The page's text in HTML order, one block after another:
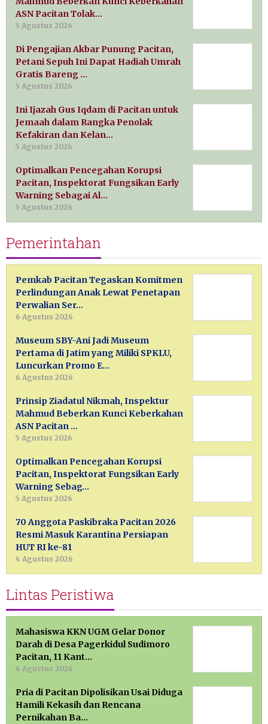
ASN Pacitan Tolak…
5 Agustus 2026
Di Pengajian Akbar Punung Pacitan,
Petani Sepuh Ini Dapat Hadiah Umrah
Gratis Bareng …
5 Agustus 2026
Ini Ijazah Gus Iqdam di Pacitan untuk
Jemaah dalam Rangka Penolak
Kefakiran dan Kelan…
5 Agustus 2026
Optimalkan Pencegahan Korupsi
Pacitan, Inspektorat Fungsikan Early
Warning Sebagai Al…
5 Agustus 2026
Pemerintahan
Pemkab Pacitan Tegaskan Komitmen
Perlindungan Anak Lewat Penetapan
Perwalian Ser…
6 Agustus 2026
Museum SBY-Ani Jadi Museum
Pertama di Jatim yang Miliki SPKLU,
Luncurkan Promo E…
6 Agustus 2026
Prinsip Ziadatul Nikmah, Inspektur
Mahmud Beberkan Kunci Keberkahan
ASN Pacitan …
5 Agustus 2026
Optimalkan Pencegahan Korupsi
Pacitan, Inspektorat Fungsikan Early
Warning Sebag…
5 Agustus 2026
70 Anggota Paskibraka Pacitan 2026
Resmi Masuk Karantina Persiapan
HUT RI ke-81
4 Agustus 2026
Lintas Peristiwa
Mahasiswa KKN UGM Gelar Donor
Darah di Desa Pagerkidul Sudimoro
Pacitan, 11 Kant…
6 Agustus 2026
Pria di Pacitan Dipolisikan Usai Diduga
Hamili Kekasih dan Rencana
Pernikahan Ba…